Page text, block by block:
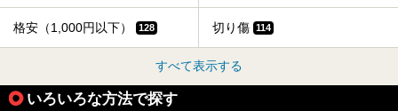
格安（1,000円以下） 128 切り傷 114
すべて表示する
いろいろな方法で探す